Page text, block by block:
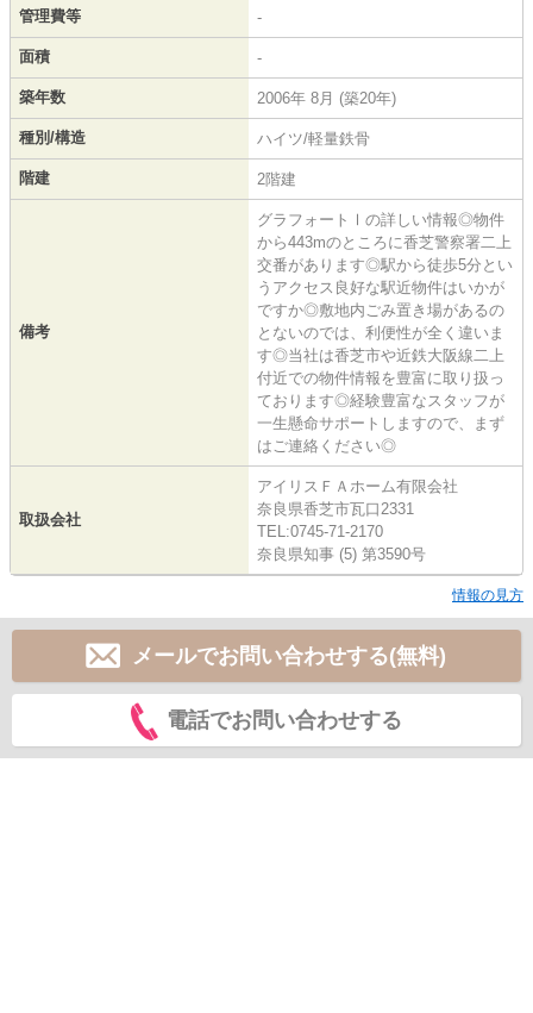
管理費等 -
面積 -
築年数 2006年 8月 (築20年)
種別/構造 ハイツ/軽量鉄骨
階建 2階建
備考
グラフォートⅠの詳しい情報◎物件
から443mのところに香芝警察署二上
交番があります◎駅から徒歩5分とい
うアクセス良好な駅近物件はいかが
ですか◎敷地内ごみ置き場があるの
とないのでは、利便性が全く違いま
す◎当社は香芝市や近鉄大阪線二上
付近での物件情報を豊富に取り扱っ
ております◎経験豊富なスタッフが
一生懸命サポートしますので、まず
はご連絡ください◎
取扱会社
アイリスＦＡホーム有限会社
奈良県香芝市瓦口2331
TEL:0745-71-2170
奈良県知事 (5) 第3590号
情報の見方
メールでお問い合わせする(無料)
電話でお問い合わせする